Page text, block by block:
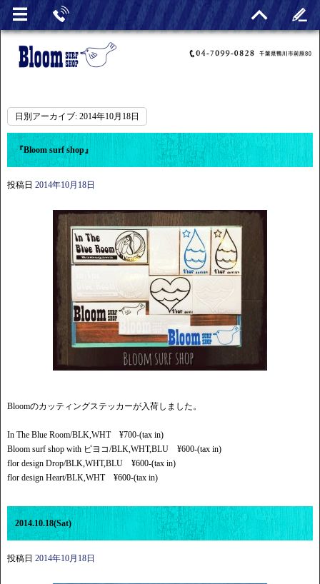
日別アーカイブ: 2014年10月18日
『Bloom surf shop』
投稿日 2014年10月18日
Bloomのカッティングステッカーが入荷しました。
In The Blue Room/BLK,WHT ¥700-(tax in)
Bloom surf shop with ピヨコ/BLK,WHT,BLU ¥600-(tax in)
flor design Drop/BLK,WHT,BLU ¥600-(tax in)
flor design Heart/BLK,WHT ¥600-(tax in)
2014.10.18(Sat)
投稿日 2014年10月18日